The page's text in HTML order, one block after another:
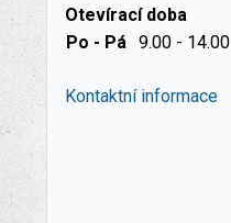
Otevírací doba
Po - Pá 9.00 - 14.00
Kontaktní informace